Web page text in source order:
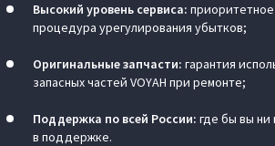
Высокий уровень сервиса:
процедура урегулирования убытков;
Оригинальные запчасти: гарантия
запасных частей VOYAH при ремонте;
Поддержка по всей России: где бы вы
в поддержке.